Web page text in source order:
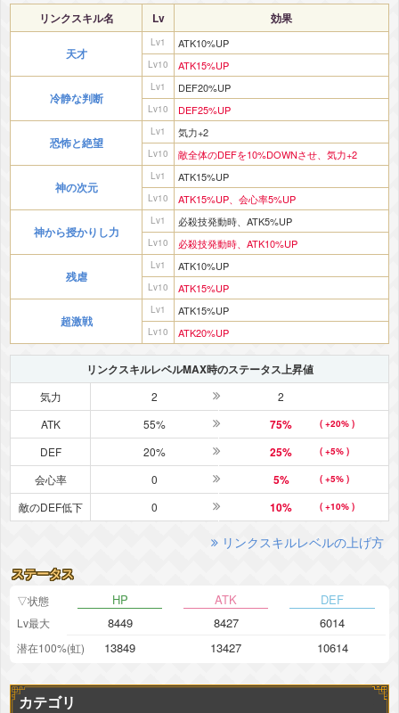
リンクスキル名 Lv 効果
天才
Lv1 ATK10%UP
Lv10 ATK15%UP
冷静な判断
Lv1 DEF20%UP
Lv10 DEF25%UP
恐怖と絶望
Lv1 気力+2
Lv10 敵全体のDEFを10%DOWNさせ、気力+2
神の次元
Lv1 ATK15%UP
Lv10 ATK15%UP、会心率5%UP
神から授かりし力
Lv1 必殺技発動時、ATK5%UP
Lv10 必殺技発動時、ATK10%UP
残虐
Lv1 ATK10%UP
Lv10 ATK15%UP
超激戦
Lv1 ATK15%UP
Lv10 ATK20%UP
リンクスキルレベルMAX時のステータス上昇値
気力 2
2
ATK
55% 75% ( +20% )
DEF 20% 25% ( +5% )
会心率 0 5% ( +5% )
敵のDEF低下 0 10% ( +10% )
リンクスキルレベルの上げ方
ステータス
▽状態 HP ATK DEF
Lv最大 8449 8427 6014
潜在100%(虹) 13849 13427 10614
カテゴリ